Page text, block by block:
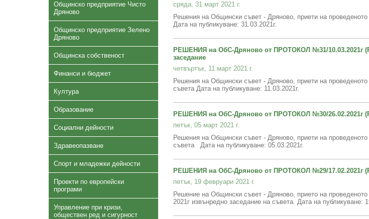
Общинско предприятие Чисто
Дряново
Общинско предприятие Зелено
Дряново
Общинска собственост
Финанси и бюджет
Култура
Образование
Социални дейности
Здравеопазване
Спорт и младежки дейности
Проекти по европейски
програми
Управление при кризи,
обществен ред и сигурност
сряда, 31 март 2021 г.
Решения на Общински съвет - Дряново, приети на
Дата на публикуване: 31.03.2021г.
РЕШЕНИЯ на ОбС-Дряново от ПРОТОКОЛ №31/10.03.2021г
заседание
четвъртък, 11 март 2021 г.
Решения на Общински съвет - Дряново, приети на
съвета Дата на публикуване: 11.03.2021г.
РЕШЕНИЯ на ОбС-Дряново от ПРОТОКОЛ №30/26.02.2021г
петък, 05 март 2021 г.
Решения на Общински съвет - Дряново, приети на
съвета Дата на публикуване: 05.03.2021г.
РЕШЕНИЯ на ОбС-Дряново от ПРОТОКОЛ №29/17.02.2021г
петък, 19 февруари 2021 г.
Решение на Общински съвет - Дряново, прието на
2021г извънредно заседание на съвета. Дата на публикуване: